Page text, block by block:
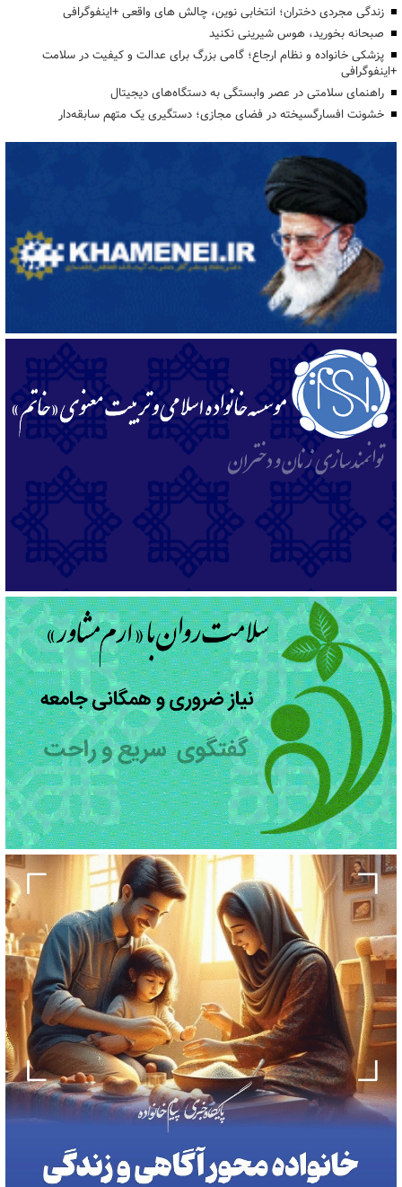
زندگی مجردی دختران؛ انتخابی نوین، چالش های واقعی +اینفوگرافی
صبحانه بخورید، هوس شیرینی نکنید
پزشکی خانواده و نظام ارجاع؛ گامی بزرگ برای عدالت و کیفیت در سلامت
+اینفوگرافی
راهنمای سلامتی در عصر وابستگی به دستگاه‌های دیجیتال
خشونت افسارگسیخته در فضای مجازی؛ دستگیری یک متهم سابقه‌دار